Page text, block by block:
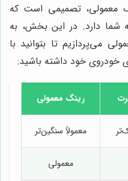
معمولی، تصمیمی است که
شما دارد. در این بخش، به
می‌پردازیم تا بتوانید با
خودروی خود داشته باشید:
رینگ معمولی
معمولاً سنگین‌تر
معمولی